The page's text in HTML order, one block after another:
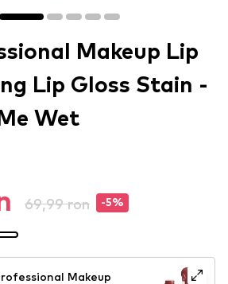
Makeup Lip
Lip Gloss Stain -
Wet
69,99 ron -5%
Makeup